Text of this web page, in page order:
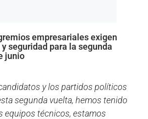
empresariales exigen
seguridad para la segunda
junio
y los partidos políticos
segunda vuelta, hemos tenido
equipos técnicos, estamos